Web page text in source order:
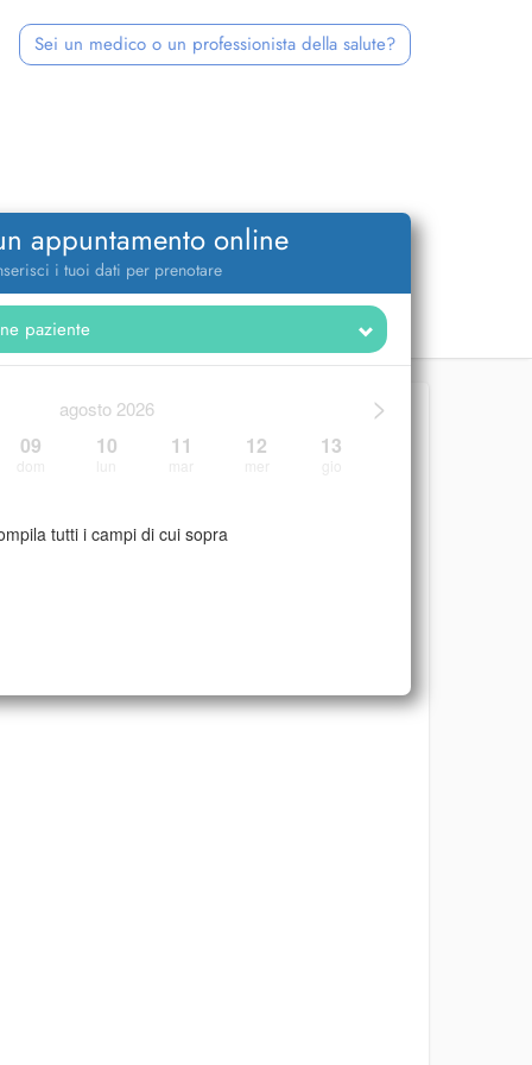
Sei un medico o un professionista della salute?
appuntamento online
i tuoi dati per prenotare
>
agosto 2026
09 10 11 12 13
tutti i campi di cui sopra